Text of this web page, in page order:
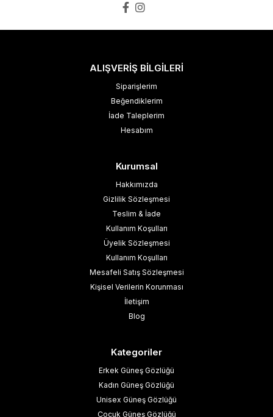
ALIŞVERİŞ BİLGİLERİ
Siparişlerim
Beğendiklerim
İade Taleplerim
Hesabım
Kurumsal
Hakkımızda
Gizlilik Sözleşmesi
Teslim & İade
Kullanım Koşulları
Üyelik Sözleşmesi
Kullanım Koşulları
Mesafeli Satış Sözleşmesi
Kişisel Verilerin Korunması
İletişim
Blog
Kategoriler
Erkek Güneş Gözlüğü
Kadın Güneş Gözlüğü
Unisex Güneş Gözlüğü
Çocuk Güneş Gözlüğü